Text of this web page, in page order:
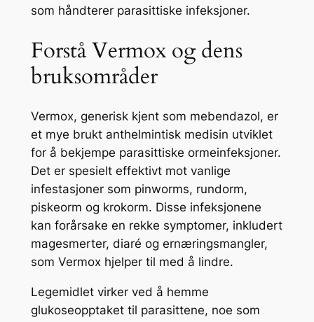
som håndterer parasittiske infeksjoner.
Forstå Vermox og dens
bruksområder
Vermox, generisk kjent som mebendazol, er
et mye brukt anthelmintisk medisin utviklet
for å bekjempe parasittiske ormeinfeksjoner.
Det er spesielt effektivt mot vanlige
infestasjoner som pinworms, rundorm,
piskeorm og krokorm. Disse infeksjonene
kan forårsake en rekke symptomer, inkludert
magesmerter, diaré og ernæringsmangler,
som Vermox hjelper til med å lindre.
Legemidlet virker ved å hemme
glukoseopptaket til parasittene, noe som